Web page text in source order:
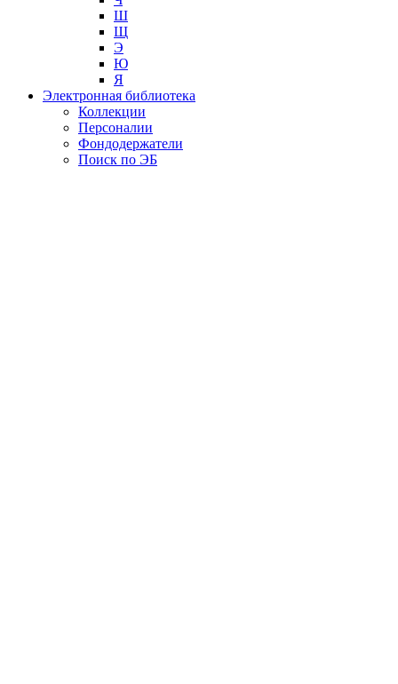
Ш
Щ
Э
Ю
Я
Электронная библиотека
Коллекции
Персоналии
Фондодержатели
Поиск по ЭБ